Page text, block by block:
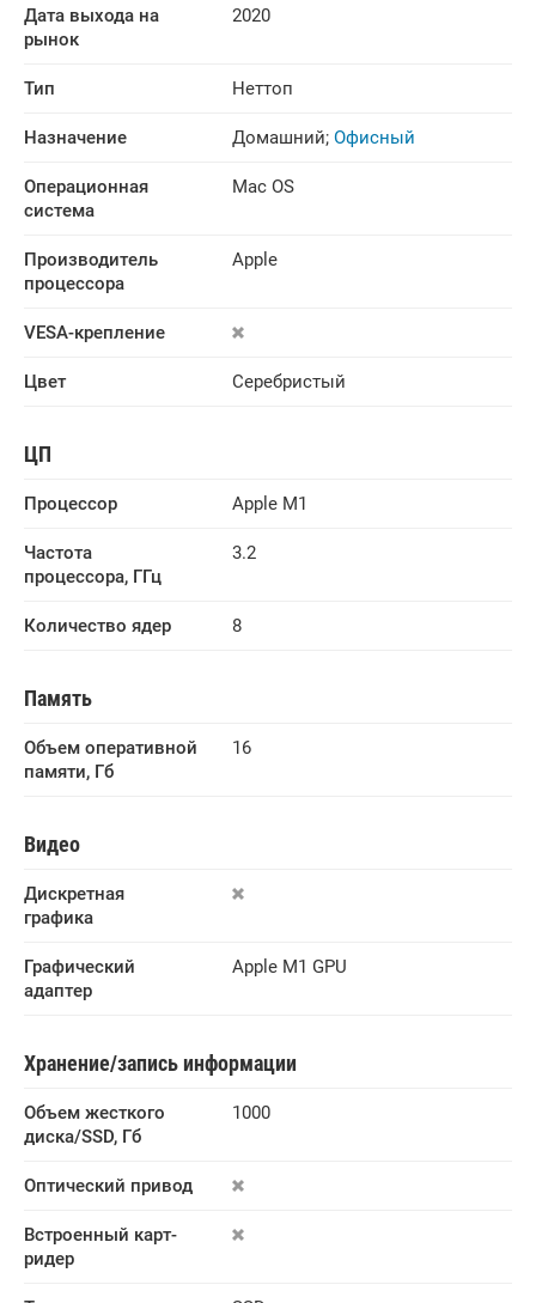
Дата выхода на
рынок
2020
Тип Неттоп
Назначение Домашний; Офисный
Операционная
система
Mac OS
Производитель
процессора
Apple
VESA-крепление
Цвет Серебристый
ЦП
Процессор Apple M1
Частота
процессора, ГГц
3.2
Количество ядер 8
Память
Объем оперативной
памяти, Гб
16
Видео
Дискретная
графика
Графический
адаптер
Apple M1 GPU
Хранение/запись информации
Объем жесткого
диска/SSD, Гб
1000
Оптический привод
Встроенный карт-
ридер